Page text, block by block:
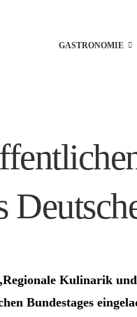
GASTRONOMIE
Kulinarik und
Bundestages